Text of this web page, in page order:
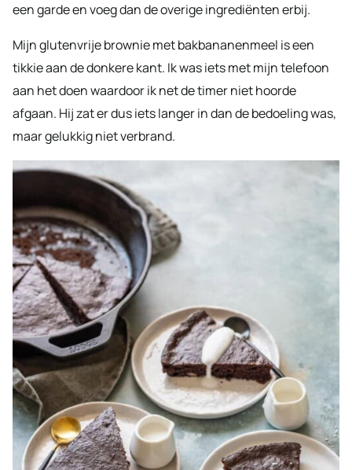
een garde en voeg dan de overige ingrediënten erbij.
Mijn glutenvrije brownie met bakbananenmeel is een
tikkie aan de donkere kant. Ik was iets met mijn telefoon
aan het doen waardoor ik net de timer niet hoorde
afgaan. Hij zat er dus iets langer in dan de bedoeling was,
maar gelukkig niet verbrand.